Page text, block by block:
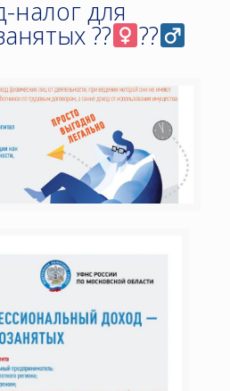
налог для
??‍ ??‍